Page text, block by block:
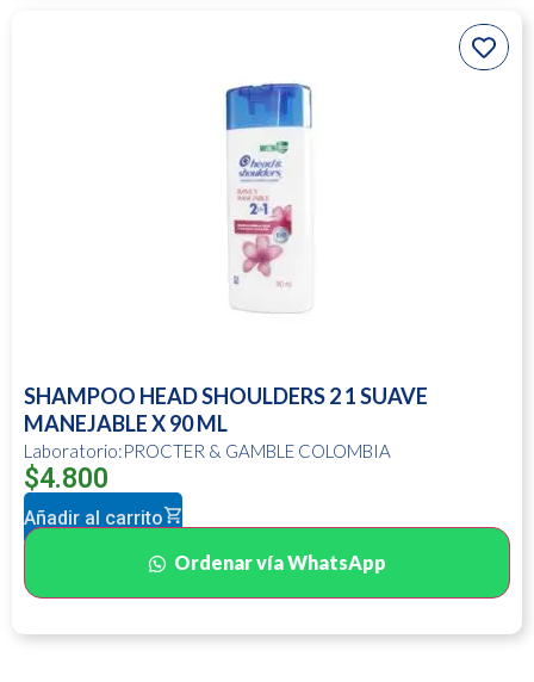
SHAMPOO HEAD SHOULDERS 2 1 SUAVE
MANEJABLE X 90 ML
Laboratorio:PROCTER & GAMBLE COLOMBIA
$4.800
Añadir al carrito
Ordenar vía WhatsApp